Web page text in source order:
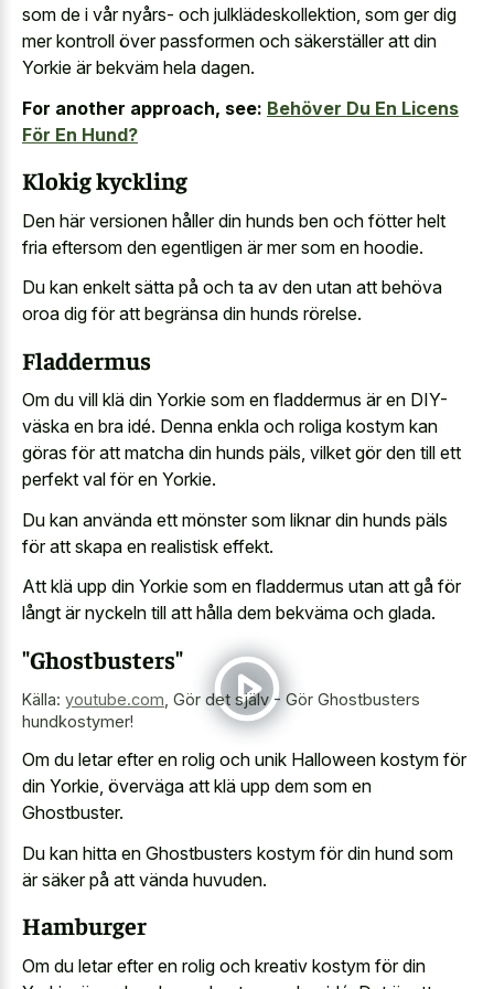
som de i vår nyårs- och julklädeskollektion, som ger dig
mer kontroll över passformen och säkerställer att din
Yorkie är bekväm hela dagen.
For another approach, see: Behöver Du En Licens
För En Hund?
Klokig kyckling
Den här versionen håller din hunds ben och fötter helt
fria eftersom den egentligen är mer som en hoodie.
Du kan enkelt sätta på och ta av den utan att behöva
oroa dig för att begränsa din hunds rörelse.
Fladdermus
Om du vill klä din Yorkie som en fladdermus är en DIY-
väska en bra idé. Denna enkla och roliga kostym kan
göras för att matcha din hunds päls, vilket gör den till ett
perfekt val för en Yorkie.
Du kan använda ett mönster som liknar din hunds päls
för att skapa en realistisk effekt.
Att klä upp din Yorkie som en fladdermus utan att gå för
långt är nyckeln till att hålla dem bekväma och glada.
"Ghostbusters"
Källa: youtube.com Gör det själv - Gör Ghostbusters
hundkostymer!
Om du letar efter en rolig och unik Halloween kostym för
din Yorkie, överväga att klä upp dem som en
Ghostbuster.
Du kan hitta en Ghostbusters kostym för din hund som
är säker på att vända huvuden.
Hamburger
Om du letar efter en rolig och kreativ kostym för din